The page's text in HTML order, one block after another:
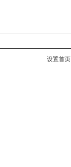
设置首页